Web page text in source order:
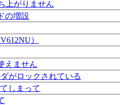
上がりません
の増設
）
えません
がロックされている
しまって